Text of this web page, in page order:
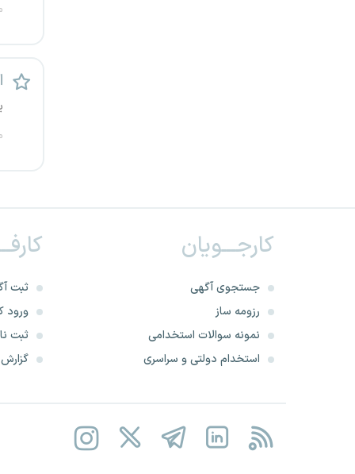
کارجـــویان
جستجوی آگهی
رزومه ساز
نمونه سوالات استخدامی
استخدام دولتی و سراسری
ثبت
ورود
ثبت